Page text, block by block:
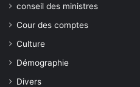
conseil des ministres
Cour des comptes
Culture
Démographie
Divers